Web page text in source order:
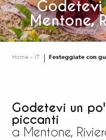
Godetevi
Mentone,
Home – IT Festeggiate con
Godetevi un
piccanti
a Mentone,